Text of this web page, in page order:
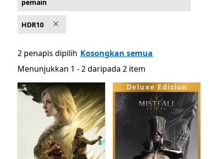
pemain
HDR10
2 penapis dipilih Kosongkan semua
Menunjukkan 1 - 2 daripada 2 item
Menunjukkan 1 - 2 daripada 2 item